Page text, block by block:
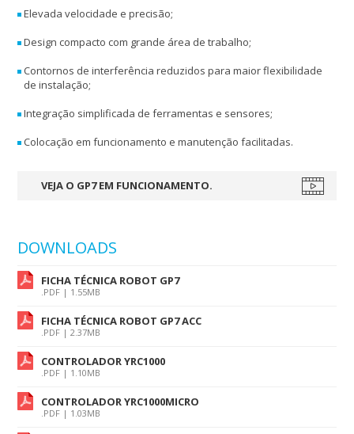
Elevada velocidade e precisão;
Design compacto com grande área de trabalho;
Contornos de interferência reduzidos para maior flexibilidade
de instalação;
Integração simplificada de ferramentas e sensores;
Colocação em funcionamento e manutenção facilitadas.
VEJA O GP7 EM FUNCIONAMENTO.
DOWNLOADS
FICHA TÉCNICA ROBOT GP7
.PDF | 1.55MB
FICHA TÉCNICA ROBOT GP7 ACC
.PDF | 2.37MB
CONTROLADOR YRC1000
.PDF | 1.10MB
CONTROLADOR YRC1000MICRO
.PDF | 1.03MB